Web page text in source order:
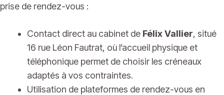
prise de rendez-vous :
Contact direct au cabinet de Félix Vallier, situé
16 rue Léon Fautrat, où l’accueil physique et
téléphonique permet de choisir les créneaux
adaptés à vos contraintes.
Utilisation de plateformes de rendez-vous en